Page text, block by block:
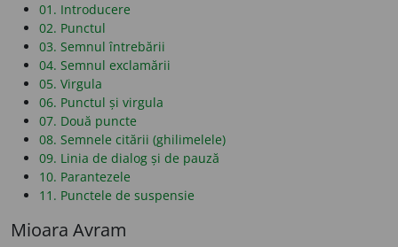
01. Introducere
02. Punctul
03. Semnul întrebării
04. Semnul exclamării
05. Virgula
06. Punctul și virgula
07. Două puncte
08. Semnele citării (ghilimelele)
09. Linia de dialog și de pauză
10. Parantezele
11. Punctele de suspensie
Mioara Avram